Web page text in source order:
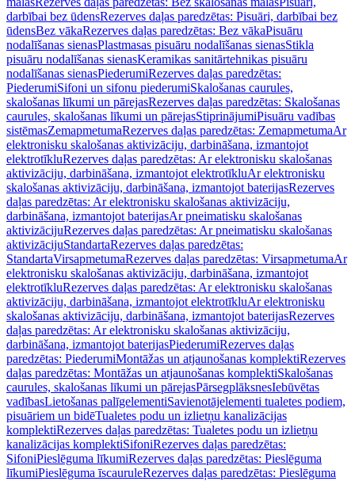
darbībai bez ūdensRezerves daļas paredzētas: Pisuāri, darbībai bez
ūdensBez vākaRezerves daļas paredzētas: Bez vākaPisuāru
nodalīšanas sienasPlastmasas pisuāru nodalīšanas sienasStikla
pisuāru nodalīšanas sienasKeramikas sanitārtehnikas pisuāru
nodalīšanas sienasPiederumiRezerves daļas paredzētas:
PiederumiSifoni un sifonu piederumiSkalošanas caurules,
skalošanas līkumi un pārejasRezerves daļas paredzētas: Skalošanas
caurules, skalošanas līkumi un pārejasStiprinājumiPisuāru vadības
sistēmasZemapmetumaRezerves daļas paredzētas: ZemapmetumaAr
elektronisku skalošanas aktivizāciju, darbināšana, izmantojot
elektrotīkluRezerves daļas paredzētas: Ar elektronisku skalošanas
aktivizāciju, darbināšana, izmantojot elektrotīkluAr elektronisku
skalošanas aktivizāciju, darbināšana, izmantojot baterijasRezerves
daļas paredzētas: Ar elektronisku skalošanas aktivizāciju,
darbināšana, izmantojot baterijasAr pneimatisku skalošanas
aktivizācijuRezerves daļas paredzētas: Ar pneimatisku skalošanas
aktivizācijuStandartaRezerves daļas paredzētas:
StandartaVirsapmetumaRezerves daļas paredzētas: VirsapmetumaAr
elektronisku skalošanas aktivizāciju, darbināšana, izmantojot
elektrotīkluRezerves daļas paredzētas: Ar elektronisku skalošanas
aktivizāciju, darbināšana, izmantojot elektrotīkluAr elektronisku
skalošanas aktivizāciju, darbināšana, izmantojot baterijasRezerves
daļas paredzētas: Ar elektronisku skalošanas aktivizāciju,
darbināšana, izmantojot baterijasPiederumiRezerves daļas
paredzētas: PiederumiMontāžas un atjaunošanas komplektiRezerves
daļas paredzētas: Montāžas un atjaunošanas komplektiSkalošanas
caurules, skalošanas līkumi un pārejasPārsegplāksnesIebūvētas
vadībasLietošanas palīgelementiSavienotājelementi tualetes podiem,
pisuāriem un bidēTualetes podu un izlietņu kanalizācijas
komplektiRezerves daļas paredzētas: Tualetes podu un izlietņu
kanalizācijas komplektiSifoniRezerves daļas paredzētas:
SifoniPieslēguma līkumiRezerves daļas paredzētas: Pieslēguma
līkumiPieslēguma īscauruleRezerves daļas paredzētas: Pieslēguma